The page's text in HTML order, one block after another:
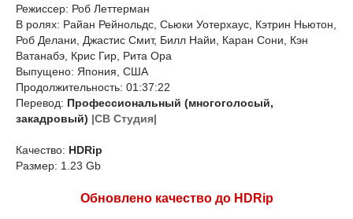
Режиссер: Роб Леттерман
В ролях: Райан Рейнольдс, Сьюки Уотерхаус, Кэтрин Ньютон,
Роб Делани, Джастис Смит, Билл Найи, Каран Сони, Кэн
Ватанабэ, Крис Гир, Рита Ора
Выпущено: Япония, США
Продолжительность: 01:37:22
Перевод: Профессиональный (многоголосый,
закадровый) |СВ Студия|
Качество: HDRip
Размер: 1.23 Gb
Обновлено качество до HDRip